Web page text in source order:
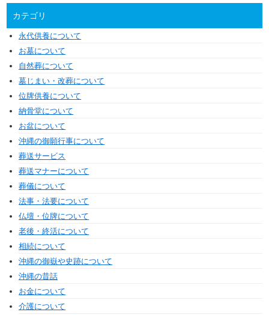
カテゴリ
永代供養について
お墓について
自然葬について
墓じまい・改葬について
位牌供養について
納骨堂について
お盆について
沖縄の御願行事について
葬送サービス
葬送マナーについて
葬儀について
法事・法要について
仏壇・位牌について
老後・終活について
相続について
沖縄の御嶽や史跡について
沖縄の昔話
お金について
介護について